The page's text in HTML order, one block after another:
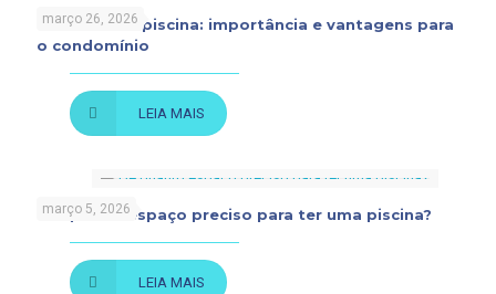
março 26, 2026
Guardião de piscina: importância e vantagens para
o condomínio
LEIA MAIS
março 5, 2026
De quanto espaço preciso para ter uma piscina?
LEIA MAIS